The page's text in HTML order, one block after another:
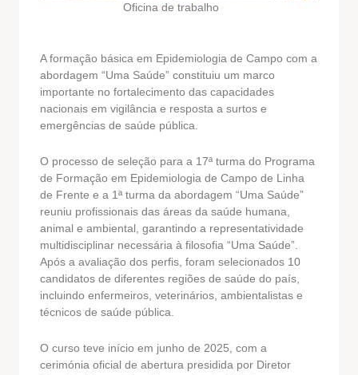
Oficina de trabalho
A formação básica em Epidemiologia de Campo com a
abordagem “Uma Saúde” constituiu um marco
importante no fortalecimento das capacidades
nacionais em vigilância e resposta a surtos e
emergências de saúde pública.
O processo de seleção para a 17ª turma do Programa
de Formação em Epidemiologia de Campo de Linha
de Frente e a 1ª turma da abordagem “Uma Saúde”
reuniu profissionais das áreas da saúde humana,
animal e ambiental, garantindo a representatividade
multidisciplinar necessária à filosofia “Uma Saúde”.
Após a avaliação dos perfis, foram selecionados 10
candidatos de diferentes regiões de saúde do país,
incluindo enfermeiros, veterinários, ambientalistas e
técnicos de saúde pública.
O curso teve início em junho de 2025, com a
cerimónia oficial de abertura presidida por Diretor